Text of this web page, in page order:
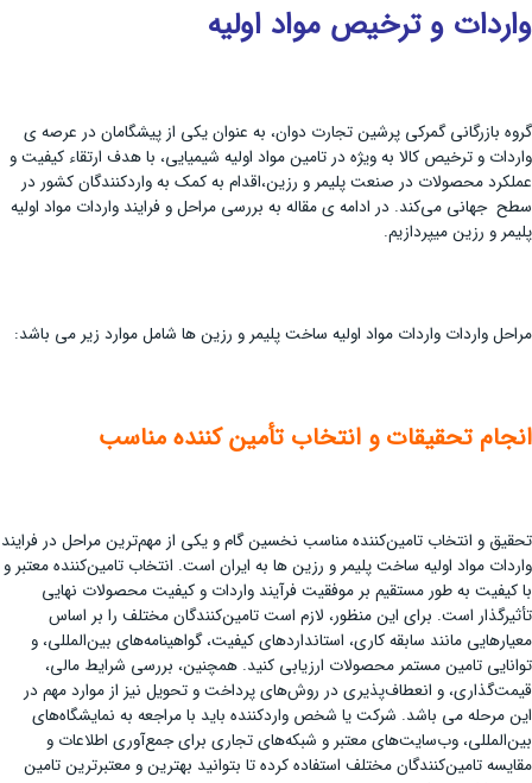
واردات و ترخیص مواد اولیه
گروه بازرگانی گمرکی پرشین تجارت دوان، به عنوان یکی از پیشگامان در عرصه ی
واردات و ترخیص کالا به ویژه در تامین مواد اولیه شیمیایی، با هدف ارتقاء کیفیت و
عملکرد محصولات در صنعت پلیمر و رزین،اقدام به کمک به واردکنندگان کشور در
سطح جهانی می‌کند. در ادامه ی مقاله به بررسی مراحل و فرایند واردات مواد اولیه
پلیمر و رزین میپردازیم.
مراحل واردات واردات مواد اولیه ساخت پلیمر و رزین ها شامل موارد زیر می باشد:
انجام تحقیقات و انتخاب تأمین کننده مناسب
تحقیق و انتخاب تامین‌کننده مناسب نخسین گام و یکی از مهم‌ترین مراحل در فرایند
واردات مواد اولیه ساخت پلیمر و رزین ها به ایران است. انتخاب تامین‌کننده معتبر و
با کیفیت به طور مستقیم بر موفقیت فرآیند واردات و کیفیت محصولات نهایی
تأثیرگذار است. برای این منظور، لازم است تامین‌کنندگان مختلف را بر اساس
معیارهایی مانند سابقه کاری، استانداردهای کیفیت، گواهینامه‌های بین‌المللی، و
توانایی تامین مستمر محصولات ارزیابی کنید. همچنین، بررسی شرایط مالی،
قیمت‌گذاری، و انعطاف‌پذیری در روش‌های پرداخت و تحویل نیز از موارد مهم در
این مرحله می باشد. شرکت یا شخص واردکننده باید با مراجعه به نمایشگاه‌های
بین‌المللی، وب‌سایت‌های معتبر و شبکه‌های تجاری برای جمع‌آوری اطلاعات و
مقایسه تامین‌کنندگان مختلف استفاده کرده تا بتوانید بهترین و معتبرترین تامین